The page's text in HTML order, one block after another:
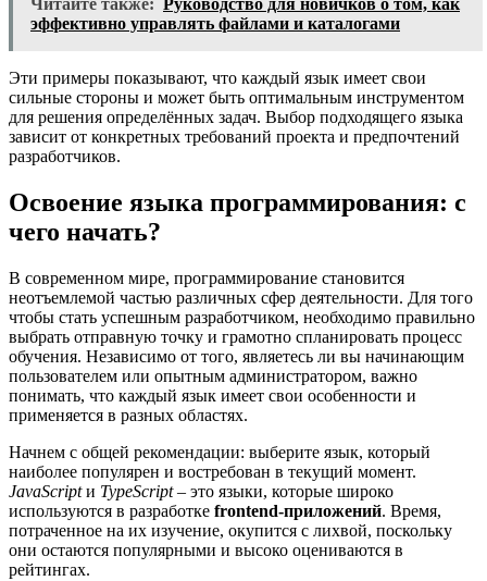
Читайте также: Руководство для новичков о том, как
эффективно управлять файлами и каталогами
Эти примеры показывают, что каждый язык имеет свои
сильные стороны и может быть оптимальным инструментом
для решения определённых задач. Выбор подходящего языка
зависит от конкретных требований проекта и предпочтений
разработчиков.
Освоение языка программирования: с
чего начать?
В современном мире, программирование становится
неотъемлемой частью различных сфер деятельности. Для того
чтобы стать успешным разработчиком, необходимо правильно
выбрать отправную точку и грамотно спланировать процесс
обучения. Независимо от того, являетесь ли вы начинающим
пользователем или опытным администратором, важно
понимать, что каждый язык имеет свои особенности и
применяется в разных областях.
Начнем с общей рекомендации: выберите язык, который
наиболее популярен и востребован в текущий момент.
JavaScriptи TypeScript– это языки, которые широко
используются в разработке frontend-приложений. Время,
потраченное на их изучение, окупится с лихвой, поскольку
они остаются популярными и высоко оцениваются в
рейтингах.